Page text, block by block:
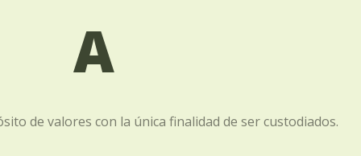
A
de valores con la única finalidad de ser custodiados.